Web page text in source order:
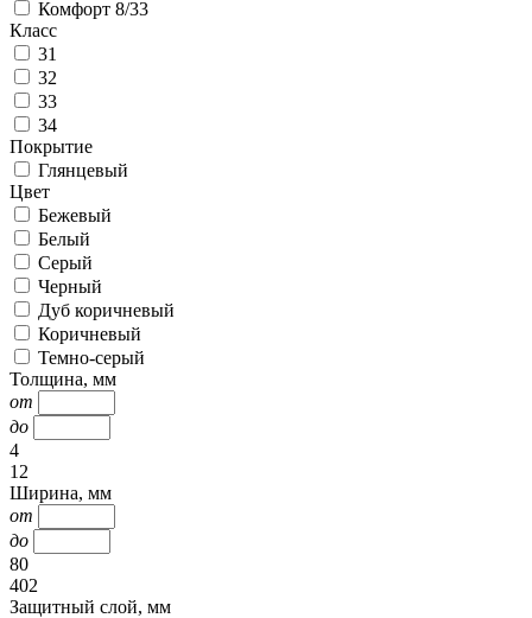
Комфорт 8/33
Класс
31
32
33
34
Покрытие
Глянцевый
Цвет
Бежевый
Белый
Серый
Черный
Дуб коричневый
Коричневый
Темно-серый
Толщина, мм
от
до
4
12
Ширина, мм
от
до
80
402
Защитный слой, мм